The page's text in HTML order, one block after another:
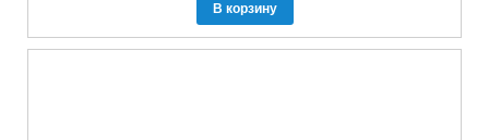
В корзину